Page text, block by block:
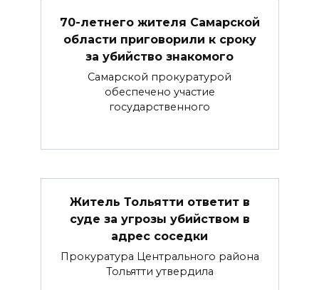
70-летнего жителя Самарской
области приговорили к сроку
за убийство знакомого
Самарской прокуратурой
обеспечено участие
государственного
Житель Тольятти ответит в
суде за угрозы убийством в
адрес соседки
Прокуратура Центрального района
Тольятти утвердила